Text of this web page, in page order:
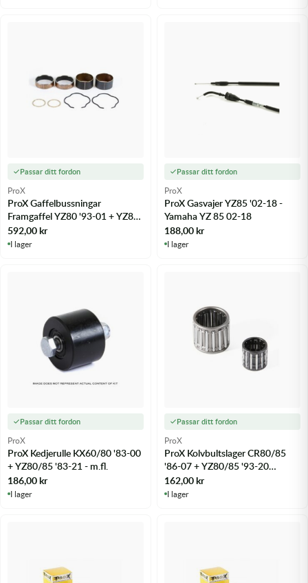
Passar ditt fordon
ProX
ProX Gaffelbussningar
Framgaffel YZ80 '93-01 + YZ85
'02-19 - m.fl.
592,00kr
I lager
Passar ditt fordon
ProX
ProX Gasvajer YZ85 '02-18 -
Yamaha YZ 85 02-18
188,00kr
I lager
Passar ditt fordon
ProX
ProX Kedjerulle KX60/80 '83-00
+ YZ80/85 '83-21 - m.fl.
186,00kr
I lager
Passar ditt fordon
ProX
ProX Kolvbultslager CR80/85
'86-07 + YZ80/85 '93-20
+KTM85SX 03-20 - m.fl.
162,00kr
I lager